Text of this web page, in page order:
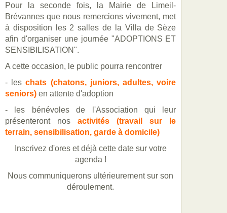
Pour la seconde fois, la Mairie de Limeil-
Brévannes que nous remercions vivement, met
à disposition les 2 salles de la Villa de Sèze
afin d'organiser une journée "ADOPTIONS ET
SENSIBILISATION".
A cette occasion, le public pourra rencontrer
- les chats (chatons, juniors, adultes, voire
seniors) en attente d'adoption
- les bénévoles de l'Association qui leur
présenteront nosactivités (travail sur le
terrain, sensibilisation, garde à domicile)
Inscrivez d'ores et déjà cette date sur votre
agenda !
Nous communiquerons ultérieurement sur son
déroulement.